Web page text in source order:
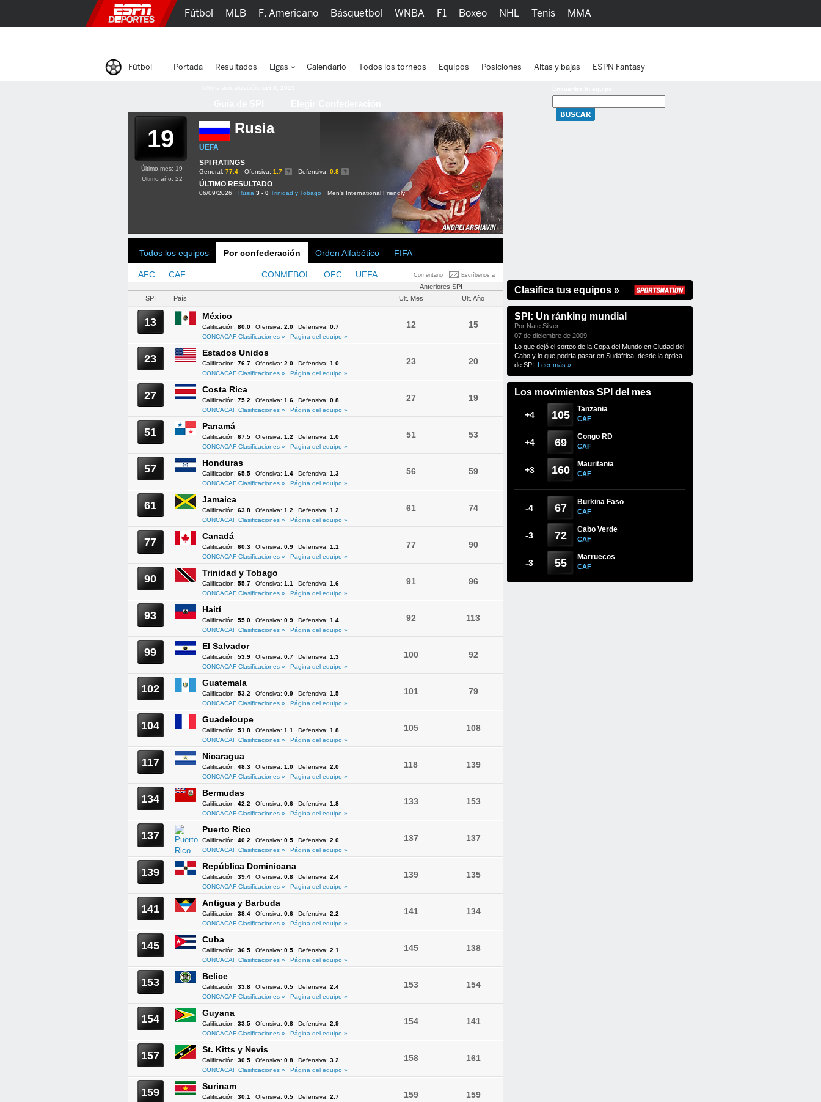
19 Rusia
UEFA
SPI RATINGS
General: 77.4 Ofensiva: 1.7 Defensiva: 0.8
ÚLTIMO RESULTADO
06/09/2026 Rusia 3 - 0 Trinidad y Tobago Men's International Friendly
Último mes: 19
Último año: 22
Todos los equipos Por confederación Orden Alfabético FIFA
Comentario Escríbenos a
AFC CAF CONMEBOL OFC UEFA
Anteriores SPI
SPI
País Ult. Mes Ult. Año
13 México
Calificación: 80.0 Ofensiva: 2.0 Defensiva: 0.7
CONCACAF Clasificaciones »
Página del equipo »
12 15
23 Estados Unidos
Calificación: 76.7 Ofensiva: 2.0 Defensiva: 1.0
CONCACAF Clasificaciones »
Página del equipo »
23 20
27 Costa Rica
Calificación: 75.2 Ofensiva: 1.6 Defensiva: 0.8
CONCACAF Clasificaciones »
Página del equipo »
27 19
51 Panamá
Calificación: 67.5 Ofensiva: 1.2 Defensiva: 1.0
CONCACAF Clasificaciones »
Página del equipo »
51 53
57 Honduras
Calificación: 65.5 Ofensiva: 1.4 Defensiva: 1.3
CONCACAF Clasificaciones »
Página del equipo »
56 59
61 Jamaica
Calificación: 63.8 Ofensiva: 1.2 Defensiva: 1.2
CONCACAF Clasificaciones »
Página del equipo »
61 74
77 Canadá
Calificación: 60.3 Ofensiva: 0.9 Defensiva: 1.1
CONCACAF Clasificaciones »
Página del equipo »
77 90
90 Trinidad y Tobago
Calificación: 55.7 Ofensiva: 1.1 Defensiva: 1.6
CONCACAF Clasificaciones »
Página del equipo »
91 96
93 Haití
Calificación: 55.0 Ofensiva: 0.9 Defensiva: 1.4
CONCACAF Clasificaciones »
Página del equipo »
92 113
99 El Salvador
Calificación: 53.9 Ofensiva: 0.7 Defensiva: 1.3
CONCACAF Clasificaciones »
Página del equipo »
100 92
102 Guatemala
Calificación: 53.2 Ofensiva: 0.9 Defensiva: 1.5
CONCACAF Clasificaciones »
Página del equipo »
101 79
104 Guadeloupe
Calificación: 51.8 Ofensiva: 1.1 Defensiva: 1.8
CONCACAF Clasificaciones »
Página del equipo »
105 108
117 Nicaragua
Calificación: 48.3 Ofensiva: 1.0 Defensiva: 2.0
CONCACAF Clasificaciones »
Página del equipo »
118 139
134 Bermudas
Calificación: 42.2 Ofensiva: 0.6 Defensiva: 1.8
CONCACAF Clasificaciones »
Página del equipo »
133 153
137 Puerto Rico
Calificación: 40.2 Ofensiva: 0.5 Defensiva: 2.0
CONCACAF Clasificaciones »
Página del equipo »
137 137
139 República Dominicana
Calificación: 39.4 Ofensiva: 0.8 Defensiva: 2.4
CONCACAF Clasificaciones »
Página del equipo »
139 135
141 Antigua y Barbuda
Calificación: 38.4 Ofensiva: 0.6 Defensiva: 2.2
CONCACAF Clasificaciones »
Página del equipo »
141 134
145 Cuba
Calificación: 36.5 Ofensiva: 0.5 Defensiva: 2.1
CONCACAF Clasificaciones »
Página del equipo »
145 138
153 Belice
Calificación: 33.8 Ofensiva: 0.5 Defensiva: 2.4
CONCACAF Clasificaciones »
Página del equipo »
153 154
154 Guyana
Calificación: 33.5 Ofensiva: 0.8 Defensiva: 2.9
CONCACAF Clasificaciones »
Página del equipo »
154 141
157 St. Kitts y Nevis
Calificación: 30.5 Ofensiva: 0.8 Defensiva: 3.2
CONCACAF Clasificaciones »
Página del equipo »
158 161
159 Surinam
Calificación: 30.1 Ofensiva: 0.5 Defensiva: 2.7
159 159
Clasifica tus equipos »
SPI: Un ránking mundial
Por Nate Silver
07 de diciembre de 2009
Lo que dejó el sorteo de la Copa del Mundo en Ciudad del
Cabo y lo que podría pasar en Sudáfrica, desde la óptica
de SPI. Leer más »
Los movimientos SPI del mes
+4 105 Tanzania
CAF
+4 69 Congo RD
CAF
+3 160 Mauritania
CAF
-4 67 Burkina Faso
CAF
-3 72 Cabo Verde
CAF
-3 55 Marruecos
CAF
Fútbol MLB F. Americano Básquetbol WNBA F1 Boxeo NHL Tenis MMA
Fútbol Portada Resultados Ligas Calendario Todos los torneos Equipos Posiciones Altas y bajas ESPN Fantasy